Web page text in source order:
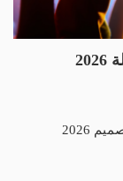
2026